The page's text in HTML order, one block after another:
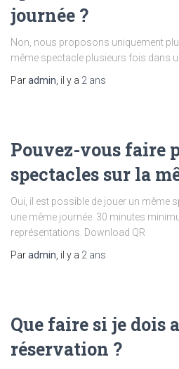
journée ?
Non, nous proposons uniquement
même spectacle plusieurs fois dans
Paradmin , il y a 2 ans
Pouvez-vous faire
spectacles sur la
Oui, il est possible de jouer un même
une même journée. 30 minutes
représentations. Download QR
Paradmin , il y a 2 ans
Que faire si je dois
réservation ?